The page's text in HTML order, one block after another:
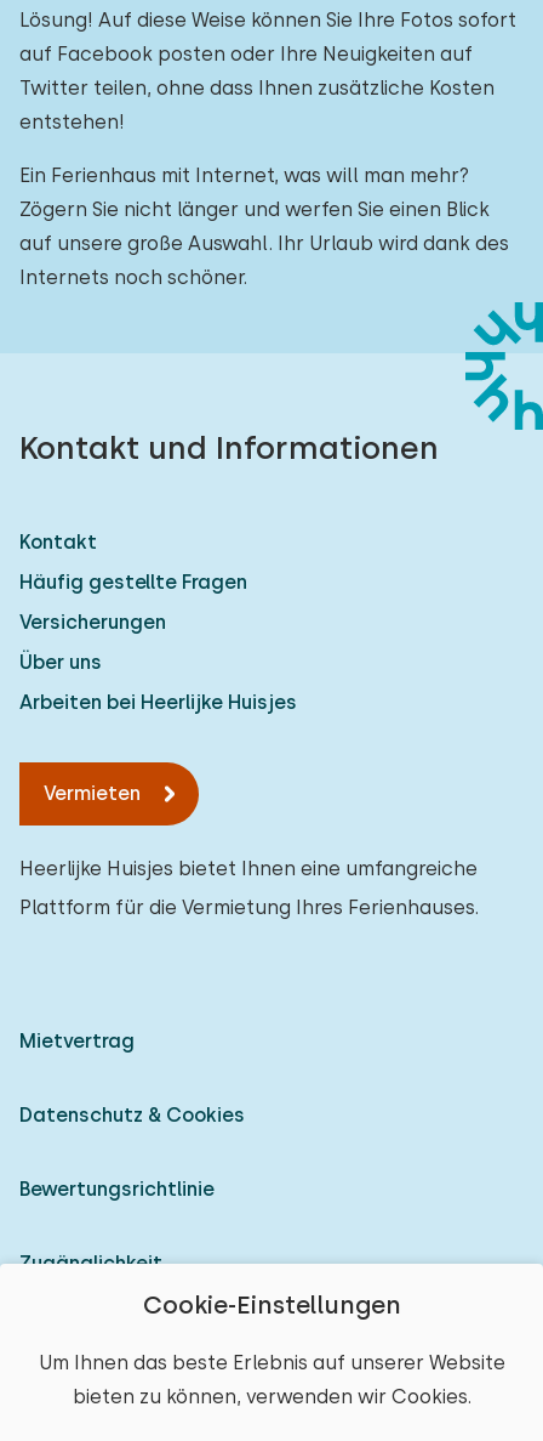
Cookie-Einstellungen
Um Ihnen das beste Erlebnis auf unserer Website
bieten zu können, verwenden wir Cookies.
Lösung! Auf diese Weise können Sie Ihre Fotos sofort
auf Facebook posten oder Ihre Neuigkeiten auf
Twitter teilen, ohne dass Ihnen zusätzliche Kosten
entstehen!
Ein Ferienhaus mit Internet, was will man mehr?
Zögern Sie nicht länger und werfen Sie einen Blick
auf unsere große Auswahl. Ihr Urlaub wird dank des
Internets noch schöner.
Kontakt und Informationen
Kontakt
Häufig gestellte Fragen
Versicherungen
Über uns
Arbeiten bei Heerlijke Huisjes
Vermieten
Heerlijke Huisjes bietet Ihnen eine umfangreiche
Plattform für die Vermietung Ihres Ferienhauses.
Mietvertrag
Datenschutz & Cookies
Bewertungsrichtlinie
Zugänglichkeit
© 2026 Heerlijke Huisjes (eingetragene Marke)